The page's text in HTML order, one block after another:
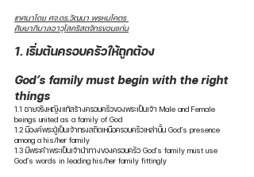
เทศนาโดย ศจ.ดร.วัฒนา พรหมโคตร
ศิษยาภิบาลอาวุโสคริสตจักรขอนแก่น
1. เริ่มต้นครอบครัวให้ถูกต้อง
God’s family must begin with the right
things
1.1 ชายจริงหญิงแท้สร้างครอบครัวของพระเป็นเจ้า Male and Female
beings united as a family of God
1.2 มีองค์พระผู้เป็นเจ้าทรงสถิตเหนือครอบครัวเหล่านั้น God’s presence
among a his/her family
1.3 มีพระคำพระเป็นเจ้านำทางของครอบครัว God’s family must use
God’s words in leading his/her family fittingly